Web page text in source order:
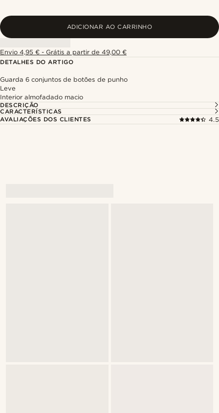
ADICIONAR AO CARRINHO
Envio 4,95 € - Grátis a partir de 49,00 €
DETALHES DO ARTIGO
Guarda 6 conjuntos de botões de punho
Leve
Interior almofadado macio
DESCRIÇÃO
CARACTERÍSTICAS
AVALIAÇÕES DOS CLIENTES
4.5